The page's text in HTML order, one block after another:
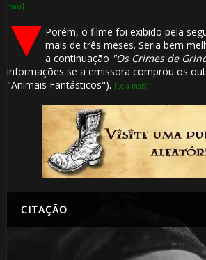
mais]
Porém, o filme foi exibido pela
mais de três meses. Seria bem
a continuação "Os Crimes de
informações se a emissora comprou os
"Animais Fantásticos"). [Leia mais]
CITAÇÃO